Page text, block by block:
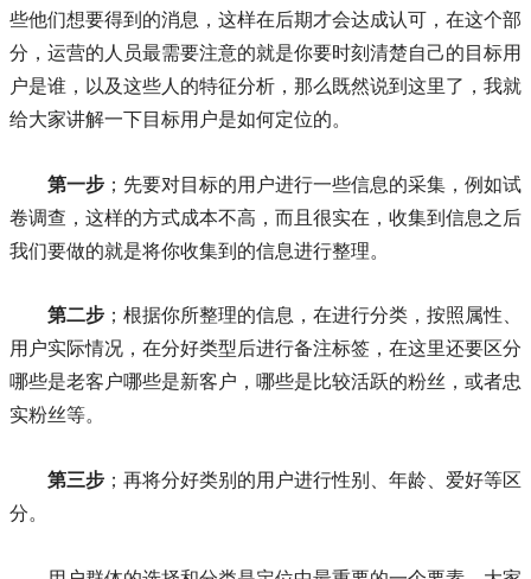
些他们想要得到的消息，这样在后期才会达成认可，在这个部
分，运营的人员最需要注意的就是你要时刻清楚自己的目标用
户是谁，以及这些人的特征分析，那么既然说到这里了，我就
给大家讲解一下目标用户是如何定位的。
第一步 ；先要对目标的用户进行一些信息的采集，例如试
卷调查，这样的方式成本不高，而且很实在，收集到信息之后
我们要做的就是将你收集到的信息进行整理。
第二步 ；根据你所整理的信息，在进行分类，按照属性、
用户实际情况，在分好类型后进行备注标签，在这里还要区分
哪些是老客户哪些是新客户，哪些是比较活跃的粉丝，或者忠
实粉丝等。
第三步 ；再将分好类别的用户进行性别、年龄、爱好等区
分。